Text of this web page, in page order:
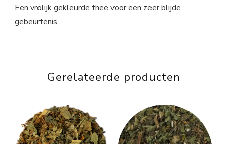
Een vrolijk gekleurde thee voor een zeer blijde
gebeurtenis.
Gerelateerde producten